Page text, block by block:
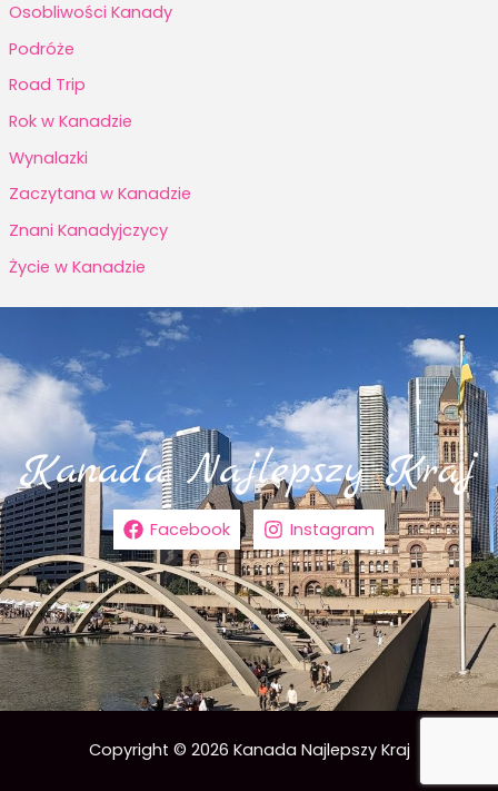
Osobliwości Kanady
Podróże
Road Trip
Rok w Kanadzie
Wynalazki
Zaczytana w Kanadzie
Znani Kanadyjczycy
Życie w Kanadzie
Facebook Instagram
Copyright © 2026 Kanada Najlepszy Kraj